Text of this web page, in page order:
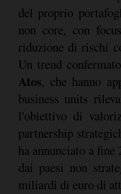
del proprio
non core, con
riduzione di rischi
Un trend
Atos, che hanno
business units
l'obiettivo di
partnership
ha annunciato a fine
dai paesi non
miliardi di euro di